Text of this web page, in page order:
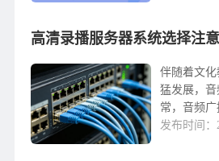
绍一些加速
定。高清
量的带宽
正...
高清录播服务器系统选择注
伴随着文
猛发展，
常，音频
文化教育录
发布时间：